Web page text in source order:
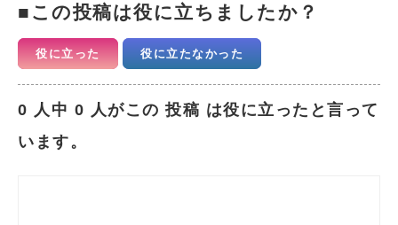
この投稿は役に立ちましたか？
役に立った 役に立たなかった
0 人中 0 人がこの 投稿 は役に立ったと言って
います。